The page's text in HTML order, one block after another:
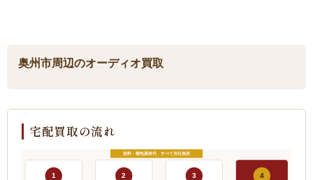
奥州市周辺のオーディオ買取
宅配買取の流れ
送料・梱包資材代 すべて当社負担
1 2 3 4